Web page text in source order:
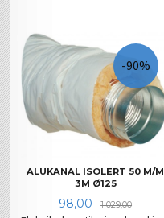
ALUKANAL ISOLERT 50 M/M
3M Ø125
Tilbud
98,00 1 029,00Rabatt
-90%